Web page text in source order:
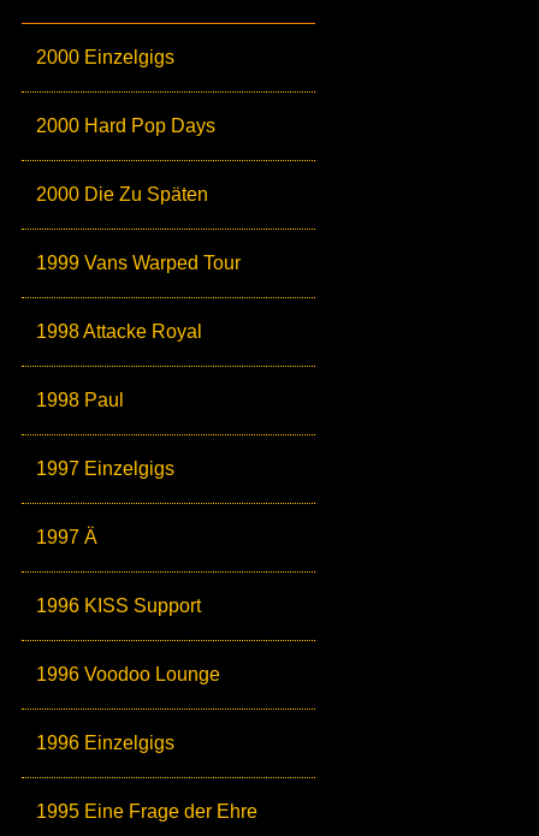
2000 Einzelgigs
2000 Hard Pop Days
2000 Die Zu Späten
1999 Vans Warped Tour
1998 Attacke Royal
1998 Paul
1997 Einzelgigs
1997 Ä
1996 KISS Support
1996 Voodoo Lounge
1996 Einzelgigs
1995 Eine Frage der Ehre